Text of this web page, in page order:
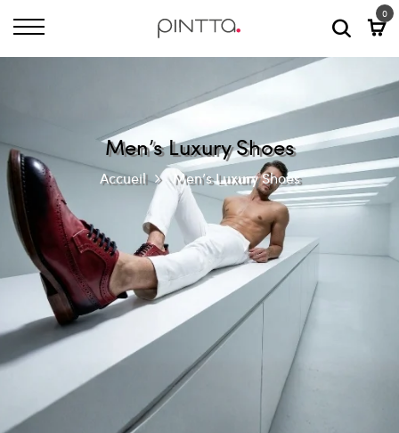
0
Men’s Luxury Shoes
Accueil Men’s Luxury Shoes